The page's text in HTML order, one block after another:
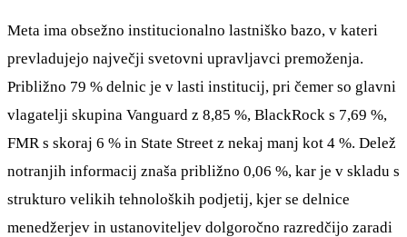
Meta ima obsežno institucionalno lastniško bazo, v kateri
prevladujejo največji svetovni upravljavci premoženja.
Približno 79 % delnic je v lasti institucij, pri čemer so glavni
vlagatelji skupina Vanguard z 8,85 %, BlackRock s 7,69 %,
FMR s skoraj 6 % in State Street z nekaj manj kot 4 %. Delež
notranjih informacij znaša približno 0,06 %, kar je v skladu s
strukturo velikih tehnoloških podjetij, kjer se delnice
menedžerjev in ustanoviteljev dolgoročno razredčijo zaradi